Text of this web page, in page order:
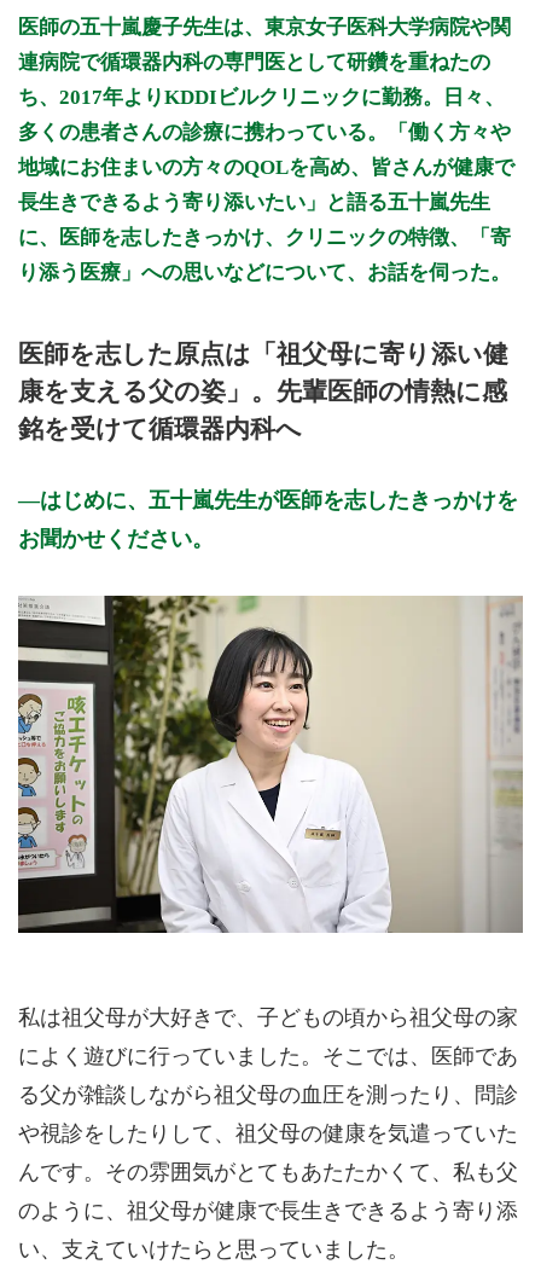
公式HPはこちら
初診受付
再診受付
医師の五十嵐慶子先生は、東京女子医科大学病院や関
連病院で循環器内科の専門医として研鑽を重ねたの
ち、2017年よりKDDIビルクリニックに勤務。日々、
多くの患者さんの診療に携わっている。「働く方々や
地域にお住まいの方々のQOLを高め、皆さんが健康で
長生きできるよう寄り添いたい」と語る五十嵐先生
に、医師を志したきっかけ、クリニックの特徴、「寄
り添う医療」への思いなどについて、お話を伺った。
医師を志した原点は「祖父母に寄り添い健
康を支える父の姿」。先輩医師の情熱に感
銘を受けて循環器内科へ
はじめに、五十嵐先生が医師を志したきっかけを
お聞かせください。
私は祖父母が大好きで、子どもの頃から祖父母の家
によく遊びに行っていました。そこでは、医師であ
る父が雑談しながら祖父母の血圧を測ったり、問診
や視診をしたりして、祖父母の健康を気遣っていた
んです。その雰囲気がとてもあたたかくて、私も父
のように、祖父母が健康で長生きできるよう寄り添
い、支えていけたらと思っていました。